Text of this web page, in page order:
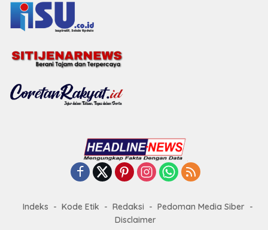
Indeks Kode Etik Redaksi
Pedoman Media Siber
Disclaimer